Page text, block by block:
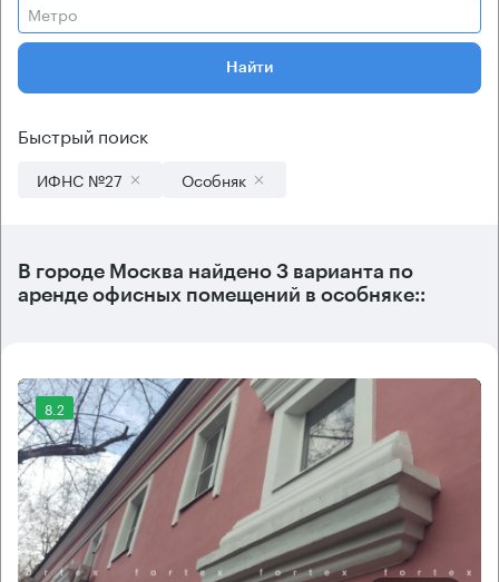
Метро
Найти
Быстрый поиск
ИФНС №27 Особняк
В городе Москва найдено 3 варианта по
аренде офисных помещений в особняке::
8.2